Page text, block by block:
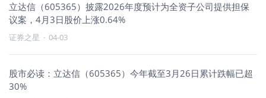
立达信（605365）披露2026年度预计为全资子公司提供担保
议案，4月3日股价上涨0.64%
证券之星 · 04-03
股市必读：立达信（605365）今年截至3月26日累计跌幅已超
30%